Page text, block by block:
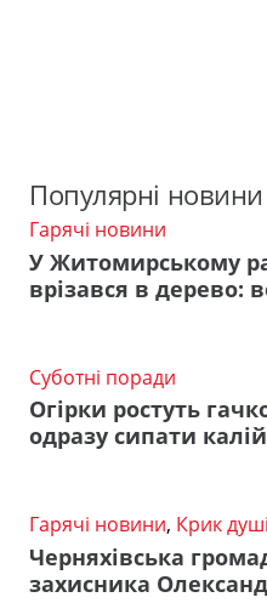
Популярні новини
Гарячі новини
У Житомирському
врізався в дерево:
Суботні поради
Огірки ростуть
одразу сипати
Гарячі новини, Крик душі
Черняхівська
захисника